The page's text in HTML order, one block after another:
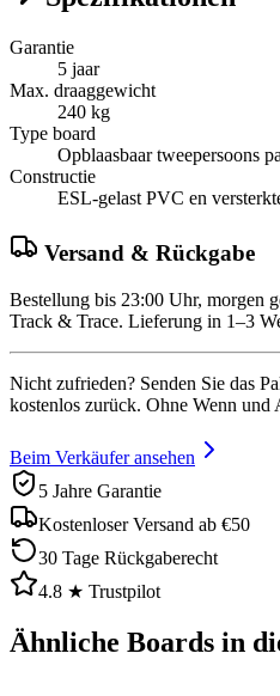
Garantie
5 jaar
Max. draaggewicht
240 kg
Type board
Opblaasbaar tweepersoons
Constructie
ESL-gelast PVC en
Versand & Rückgabe
Bestellung bis 23:00 Uhr, morgen
Track & Trace. Lieferung in 1–3
Nicht zufrieden? Senden Sie das
kostenlos zurück. Ohne Wenn und
Beim Verkäufer ansehen
5 Jahre Garantie
Kostenloser Versand ab €50
30 Tage Rückgaberecht
4.8 ★ Trustpilot
Ähnliche Boards in